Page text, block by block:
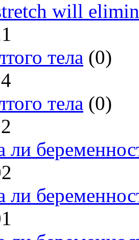
will
тела (0)
тела (0)